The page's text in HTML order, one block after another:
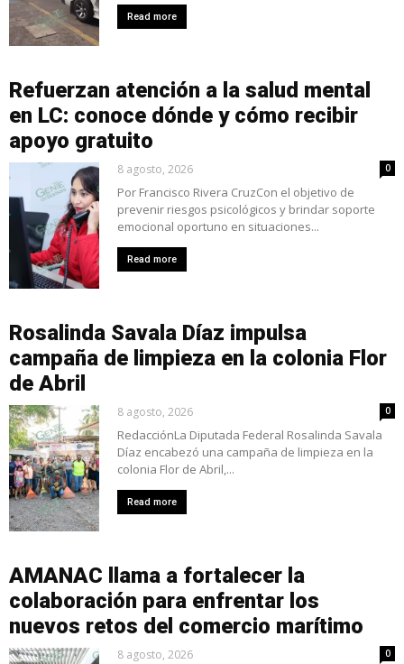
Read more
Refuerzan atención a la salud mental
en LC: conoce dónde y cómo recibir
apoyo gratuito
8 agosto, 2026 0
Por Francisco Rivera CruzCon el objetivo de
prevenir riesgos psicológicos y brindar soporte
emocional oportuno en situaciones...
Read more
Rosalinda Savala Díaz impulsa
campaña de limpieza en la colonia Flor
de Abril
8 agosto, 2026 0
RedacciónLa Diputada Federal Rosalinda Savala
Díaz encabezó una campaña de limpieza en la
colonia Flor de Abril,...
Read more
AMANAC llama a fortalecer la
colaboración para enfrentar los
nuevos retos del comercio marítimo
8 agosto, 2026 0